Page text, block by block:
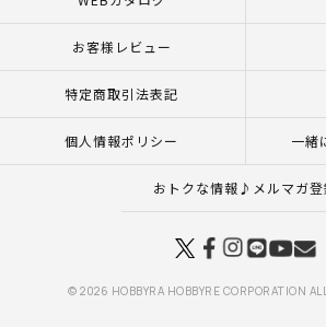
お客様レビュー
特定商取引法表記
個人情報ポリシー 一緒
おトクな情報♪メルマガ登
© 2026 HOBBYRA HOBBYRE CORPORATION